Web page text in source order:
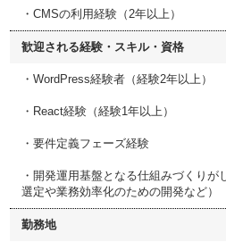
・CMSの利用経験（2年以上）
歓迎される経験・スキル・資格
・WordPress経験者（経験2年以上）
・React経験（経験1年以上）
・要件定義フェーズ経験
・開発運用基盤となる仕組みづくり
選定や業務効率化のための開発など）
勤務地